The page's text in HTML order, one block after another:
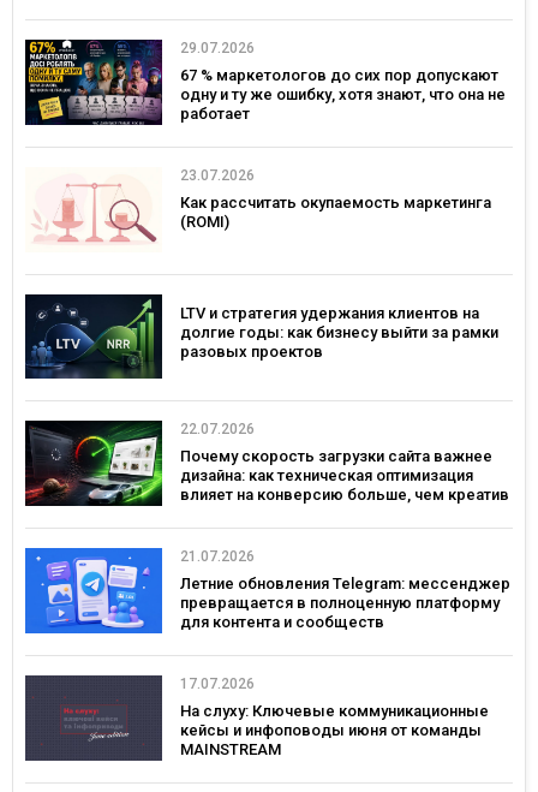
29.07.2026
67 % маркетологов до сих пор допускают
одну и ту же ошибку, хотя знают, что она не
работает
23.07.2026
Как рассчитать окупаемость маркетинга
(ROMI)
LTV и стратегия удержания клиентов на
долгие годы: как бизнесу выйти за рамки
разовых проектов
22.07.2026
Почему скорость загрузки сайта важнее
дизайна: как техническая оптимизация
влияет на конверсию больше, чем креатив
21.07.2026
Летние обновления Telegram: мессенджер
превращается в полноценную платформу
для контента и сообществ
17.07.2026
На слуху: Ключевые коммуникационные
кейсы и инфоповоды июня от команды
MAINSTREAM